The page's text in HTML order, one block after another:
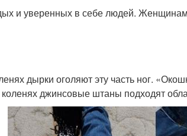
и уверенных в себе людей.
дырки оголяют эту часть ног.
джинсовые штаны подходят